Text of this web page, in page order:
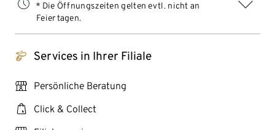
* Die Öffnungszeiten gelten evtl. nicht an
Feiertagen.
tchibo_logo Services in Ihrer Filiale
personal_services Persönliche Beratung
click_collect Click & Collect